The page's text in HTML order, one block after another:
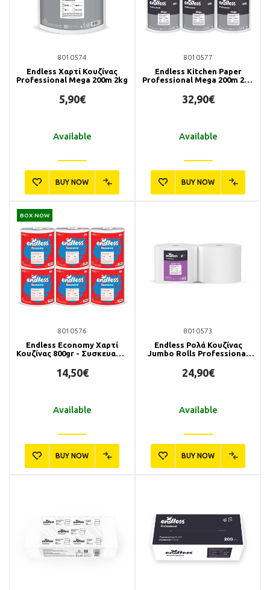
8010574
Endless Χαρτί Κουζίνας
Professional Mega 200m 2kg
5,90€
Available
BUY NOW
8010577
Endless Kitchen Paper
Professional Mega 200m 2kg
32,90€
Available
BUY NOW
8010576
Endless Economy Χαρτί
Κουζίνας 800gr - Συσκευασία
14,50€
Available
BUY NOW
BOX NOW
8010573
Endless Ρολά Κουζίνας
Jumbo Rolls Professional
24,90€
Available
BUY NOW